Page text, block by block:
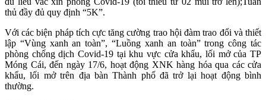
thủ đầy đủ quy định “5K”.
Với các biện pháp tích cực tăng cường trao hội đàm trao đổi và thiết
lập “Vùng xanh an toàn”, “Luồng xanh an toàn” trong công tác
phòng chống dịch Covid-19 tại khu vực cửa khẩu, lối mở của TP
Móng Cái, đến ngày 17/6, hoạt động XNK hàng hóa qua các cửa
khẩu, lối mở trên địa bàn Thành phố đã trở lại hoạt động bình
thường.